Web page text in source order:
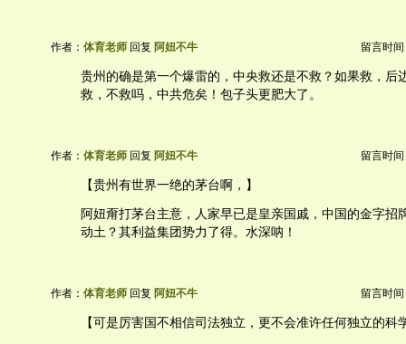
作者： 体育老师 回复 阿妞不牛 留言时间
贵州的确是第一个爆雷的，中央救还是不救？如果救，后
救，不救吗，中共危矣！包子头更肥大了。
作者： 体育老师 回复 阿妞不牛 留言时间
【贵州有世界一绝的茅台啊，】
阿妞甭打茅台主意，人家早已是皇亲国戚，中国的金字招
动土？其利益集团势力了得。水深呐！
作者： 体育老师 回复 阿妞不牛 留言时间
【可是厉害国不相信司法独立，更不会准许任何独立的科